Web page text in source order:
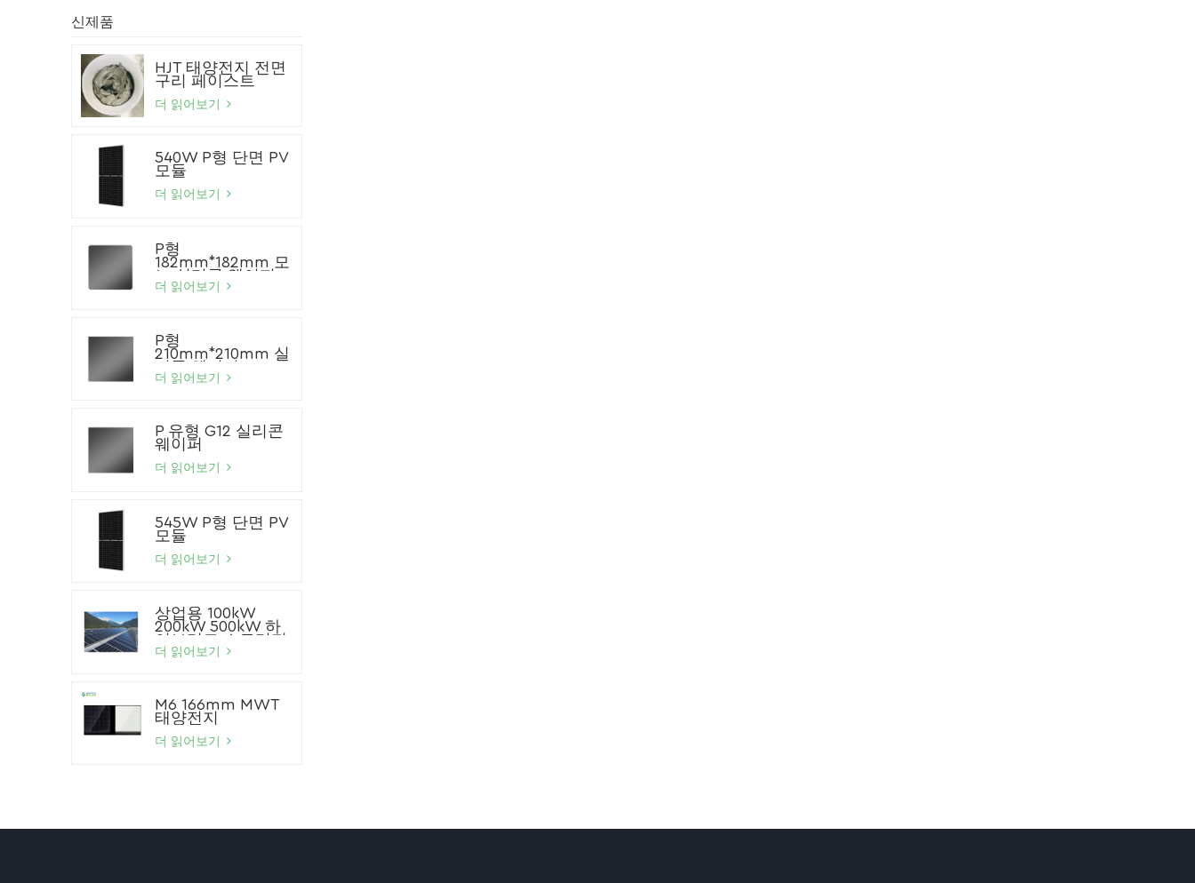
신제품
HJT 태양전지 전면
구리 페이스트
더 읽어보기
540W P형 단면 PV
모듈
더 읽어보기
P형
182mm*182mm 모
노 실리콘 웨이퍼
더 읽어보기
P형
210mm*210mm 실
리콘 웨이퍼
더 읽어보기
P 유형 G12 실리콘
웨이퍼
더 읽어보기
545W P형 단면 PV
모듈
더 읽어보기
상업용 100kW
200kW 500kW 하
이브리드 스토리지
태양광 시스템 리튬
더 읽어보기
M6 166mm MWT
태양전지
더 읽어보기